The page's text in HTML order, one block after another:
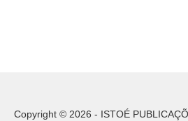
Copyright © 2026 - ISTOÉ